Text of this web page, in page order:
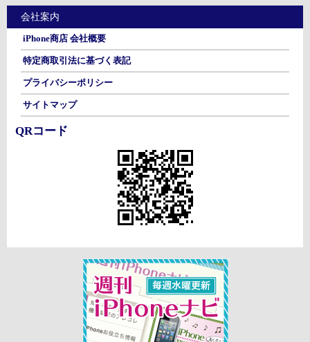
会社案内
iPhone商店 会社概要
特定商取引法に基づく表記
プライバシーポリシー
サイトマップ
QRコード